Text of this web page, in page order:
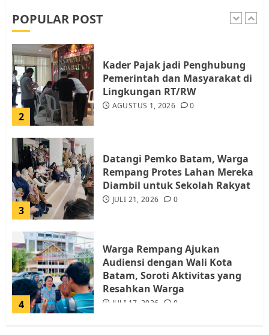
POPULAR POST
1
2
Kader Pajak jadi Penghubung
Pemerintah dan Masyarakat di
Lingkungan RT/RW
AGUSTUS 1, 2026 0
3
Datangi Pemko Batam, Warga
Rempang Protes Lahan Mereka
Diambil untuk Sekolah Rakyat
JULI 21, 2026 0
4
Warga Rempang Ajukan
Audiensi dengan Wali Kota
Batam, Soroti Aktivitas yang
Resahkan Warga
JULI 17, 2026 0